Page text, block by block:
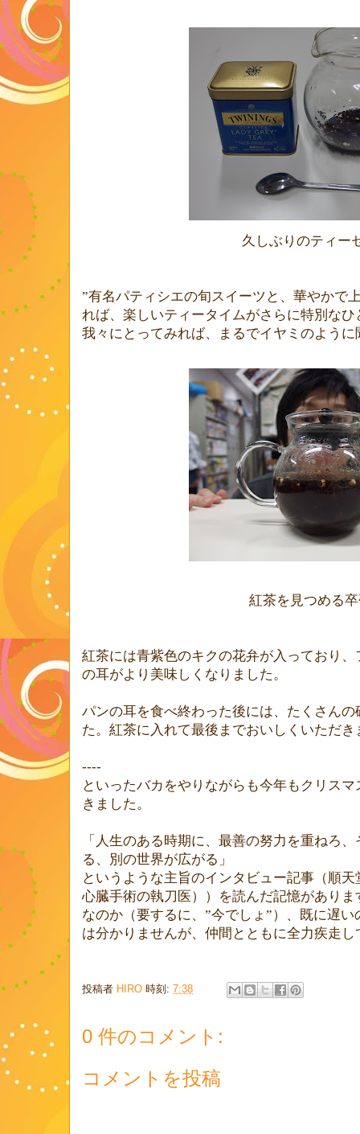
久しぶりのティー
”有名パティシエの旬スイーツと、華やかで
れば、楽しいティータイムがさらに特別な
我々にとってみれば、まるでイヤミのように
紅茶を見つめる
紅茶には青紫色のキクの花弁が入っており
の耳がより美味しくなりました。
パンの耳を食べ終わった後には、たくさん
た。紅茶に入れて最後までおいしくいただき
----
といったバカ をやりながらも今年もクリスマ
きました。
「人生のある時期に、最善の努力を重ねろ
る、別の世界が広がる」
というような主旨のインタビュー記事（順
心臓手術の執刀医））を読んだ記憶があり
なのか（要するに、”今でしょ”）、既に遅
は分かりませんが、仲間とともに全力疾走
投稿者 HIRO 時刻: 7:38
0 件のコメント:
コメントを投稿